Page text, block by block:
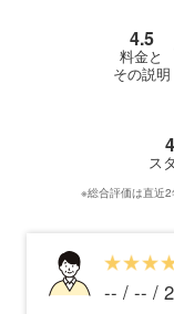
ス
4.5
料金と
その説明
※総合評価は直近2
-- / -- /